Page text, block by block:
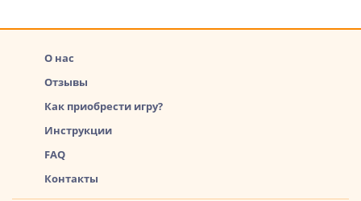
О нас
Отзывы
Как приобрести игру?
Инструкции
FAQ
Контакты